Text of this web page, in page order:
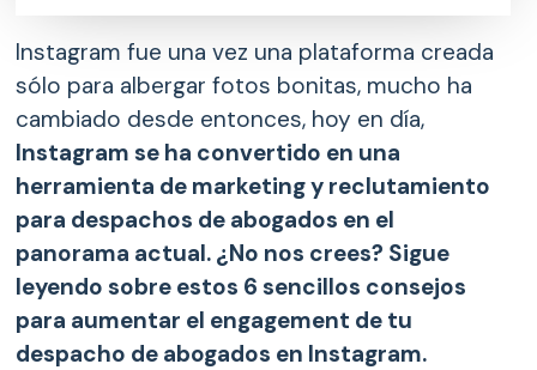
Instagram fue una vez una plataforma creada
sólo para albergar fotos bonitas, mucho ha
cambiado desde entonces, hoy en día,
Instagram se ha convertido en una
herramienta de marketing y reclutamiento
para despachos de abogados en el
panorama actual. ¿No nos crees? Sigue
leyendo sobre estos 6 sencillos consejos
para aumentar el engagement de tu
despacho de abogados en Instagram.